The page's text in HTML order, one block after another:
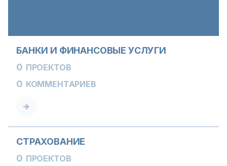
БАНКИ И ФИНАНСОВЫЕ УСЛУГИ
0 ПРОЕКТОВ
0 КОММЕНТАРИЕВ
СТРАХОВАНИЕ
0 ПРОЕКТОВ